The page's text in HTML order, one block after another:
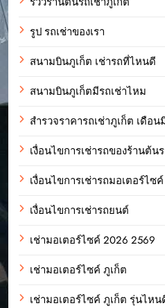
รูป รถเช่าของเรา
สนามบินภูเก็ต เช่ารถที่ไหนดี
สนามบินภูเก็ตมีรถเช่าไหม
สำรวจราคารถเช่าภูเก็ต เดือ
เงื่อนไขการเช่ารถของร้านต้น
เงื่อนไขการเช่ารถมอเตอร์ไซ
เงื่อนไขการเช่ารถยนต์
เช่ามอเตอร์ไซค์ 2026 2569
เช่ามอเตอร์ไซค์ ภูเก็ต
เช่ามอเตอร์ไซค์ ภูเก็ต รุ่นไหน